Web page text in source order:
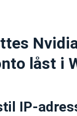
låst i
IP-